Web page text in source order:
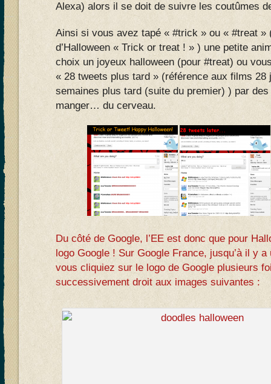
Alexa) alors il se doit de suivre les coutûmes
Ainsi si vous avez tapé « #trick » ou « #treat »
d’Halloween « Trick or treat ! » ) une petite
choix un joyeux halloween (pour #treat) ou
« 28 tweets plus tard » (référence aux films 28
semaines plus tard (suite du premier) ) par
manger… du cerveau.
Du côté de Google, l’EE est donc que pour
logo Google ! Sur Google France, jusqu’à il y
vous cliquiez sur le logo de Google plusieurs
successivement droit aux images suivantes :